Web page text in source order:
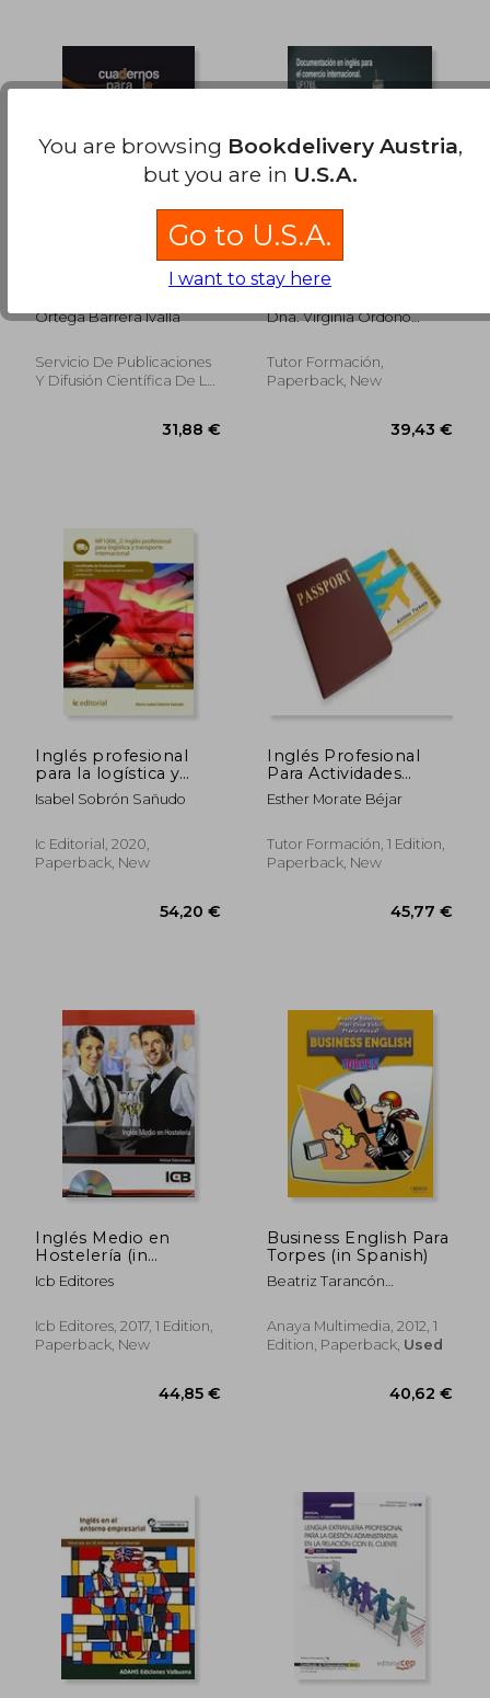
37,17 €
Cuadernos Para la
Docencia Computer
Workpla (in Spanish)
Ortega Barrera Ivalla
Servicio De Publicaciones
Y Difusión Científica De La
31,88 €
Documentación en
Inglés Para el
Internacional. Uf1765.
Dña. Virginia Ordoño
Tutor Formación,
Paperback, New
Inglés profesional
para la logística y
transporte
internacional
Spanish)
Isabel Sobrón Sañudo
Ic Editorial, 2020,
Paperback, New
Inglés Profesional
Para Actividades
Comerciales. Mf1002.
(in Spanish)
Esther Morate Béjar
Tutor Formación, 1 Edition,
Paperback, New
Inglés Medio en
Hostelería (in
Spanish)
Icb Editores
Icb Editores, 2017, 1 Edition,
Paperback, New
Business English Para
Torpes (in Spanish)
Beatriz Tarancón
Cabrerizo,Mari Cruz Dulce
Bermejo
Anaya Multimedia, 2012, 1
Edition, Paperback, Used
You are browsing Bookdelivery Austria,
but you are in U.S.A.
Go to U.S.A.
I want to stay here